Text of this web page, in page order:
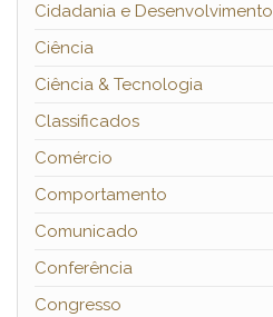
Cidadania e Desenvolvimento
Ciência
Ciência & Tecnologia
Classificados
Comércio
Comportamento
Comunicado
Conferência
Congresso